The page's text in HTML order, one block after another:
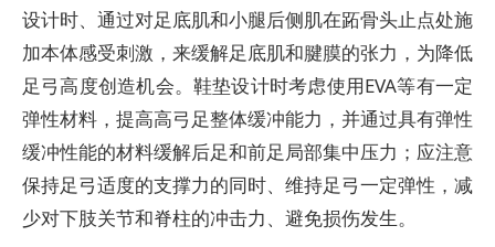
设计时、通过对足底肌和小腿后侧肌在跖骨头止点处施
加本体感受刺激，来缓解足底肌和腱膜的张力，为降低
足弓高度创造机会。鞋垫设计时考虑使用EVA等有一定
弹性材料，提高高弓足整体缓冲能力，并通过具有弹性
缓冲性能的材料缓解后足和前足局部集中压力；应注意
保持足弓适度的支撑力的同时、维持足弓一定弹性，减
少对下肢关节和脊柱的冲击力、避免损伤发生。